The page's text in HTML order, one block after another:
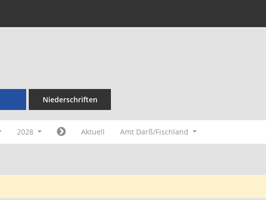
Niederschriften
2028 Aktuell Amt Darß/Fischland